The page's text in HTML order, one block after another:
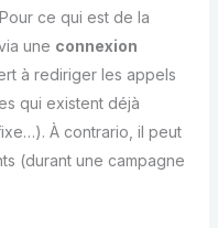
ce qui est de la
une connexion
à rediriger les appels
qui existent déjà
À contrario, il peut
(durant une campagne